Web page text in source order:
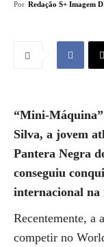
Por Redação S+ Imagem
“Mini-
Silva, a jovem
Pantera Negra
conseguiu
internacional na
Recentemente, a
competir no